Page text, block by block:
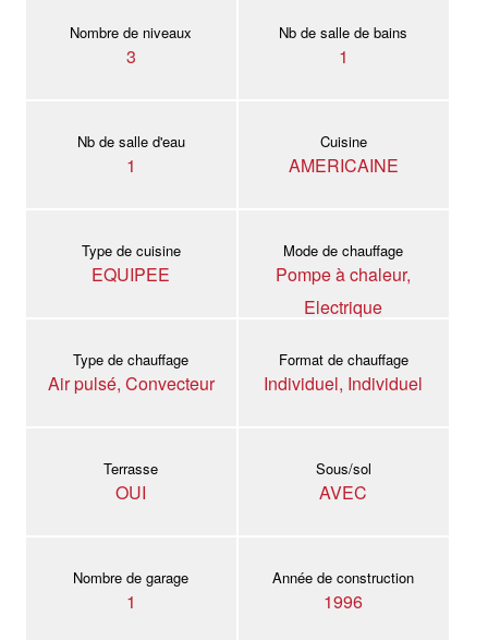
Nombre de niveaux
3
Nb de salle de bains
1
Nb de salle d'eau
1
Cuisine
AMERICAINE
Type de cuisine
EQUIPEE
Mode de chauffage
Pompe à chaleur,
Electrique
Type de chauffage
Air pulsé, Convecteur
Format de chauffage
Individuel, Individuel
Terrasse
OUI
Sous/sol
AVEC
Nombre de garage
1
Année de construction
1996